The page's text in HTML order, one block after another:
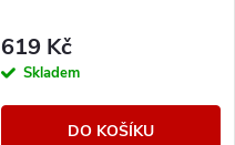
619 Kč
Skladem
DO KOŠÍKU